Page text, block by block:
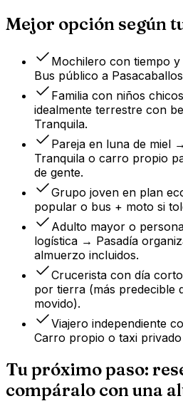
Mejor opción según
Mochilero con tiempo
Bus público a
Familia con niños
idealmente terrestre con
Tranquila.
Pareja en luna de miel
Tranquila o carro propio
de gente.
Grupo joven en plan
popular o bus + moto si
Adulto mayor o
logística → Pasadía
almuerzo incluidos.
Crucerista con día
por tierra (más predecible
movido).
Viajero independiente
Carro propio o taxi
Tu próximo paso:
compáralo con una